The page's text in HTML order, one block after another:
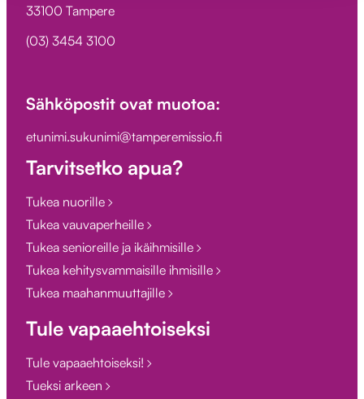
33100 Tampere
(03) 3454 3100
Sähköpostit ovat muotoa:
etunimi.sukunimi@tamperemissio.fi
Tarvitsetko apua?
Tukea nuorille
Tukea vauvaperheille
Tukea senioreille ja ikäihmisille
Tukea kehitysvammaisille ihmisille
Tukea maahanmuuttajille
Tule vapaaehtoiseksi
Tule vapaaehtoiseksi!
Tueksi arkeen